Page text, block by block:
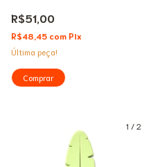
R$51,00
R$48,45 com Pix
Última peça!
1 / 2